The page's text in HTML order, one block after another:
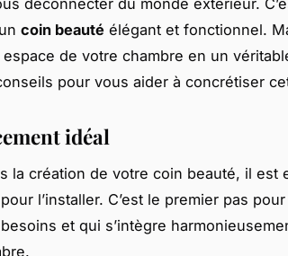
coin beauté élégant et fonctionnel.
de votre chambre en un
pour vous aider à concrétiser
idéal
la création de votre coin beauté, il est
l’installer. C’est le premier pas
et qui s’intègre